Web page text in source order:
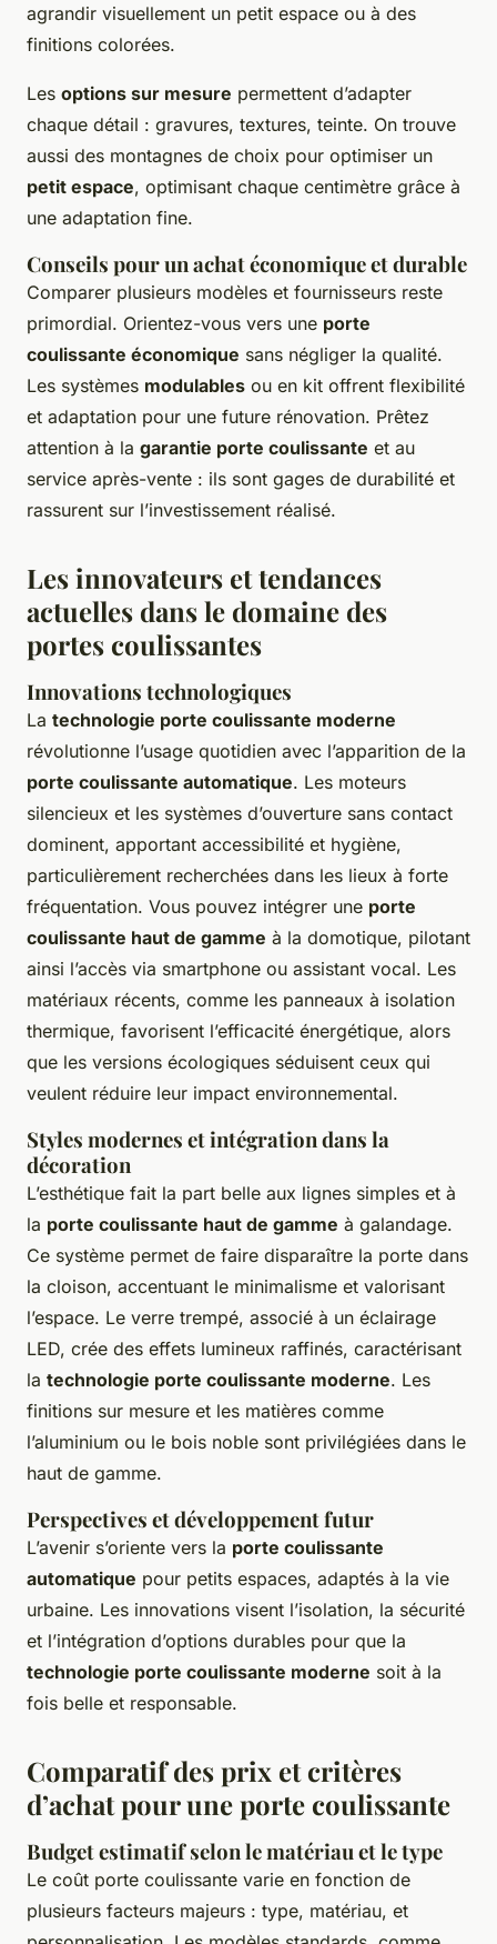
agrandir visuellement un petit espace ou à des
finitions colorées.
Les options sur mesure permettent d’adapter
chaque détail : gravures, textures, teinte. On trouve
aussi des montagnes de choix pour optimiser un
petit espace, optimisant chaque centimètre grâce à
une adaptation fine.
Conseils pour un achat économique et durable
Comparer plusieurs modèles et fournisseurs reste
primordial. Orientez-vous vers une porte
coulissante économique sans négliger la qualité.
Les systèmes modulables ou en kit offrent flexibilité
et adaptation pour une future rénovation. Prêtez
attention à la garantie porte coulissante et au
service après-vente : ils sont gages de durabilité et
rassurent sur l’investissement réalisé.
Les innovateurs et tendances
actuelles dans le domaine des
portes coulissantes
Innovations technologiques
La technologie porte coulissante moderne
révolutionne l’usage quotidien avec l’apparition de la
porte coulissante automatique. Les moteurs
silencieux et les systèmes d’ouverture sans contact
dominent, apportant accessibilité et hygiène,
particulièrement recherchées dans les lieux à forte
fréquentation. Vous pouvez intégrer une porte
coulissante haut de gamme à la domotique, pilotant
ainsi l’accès via smartphone ou assistant vocal. Les
matériaux récents, comme les panneaux à isolation
thermique, favorisent l’efficacité énergétique, alors
que les versions écologiques séduisent ceux qui
veulent réduire leur impact environnemental.
Styles modernes et intégration dans la
décoration
L’esthétique fait la part belle aux lignes simples et à
la porte coulissante haut de gamme à galandage.
Ce système permet de faire disparaître la porte dans
la cloison, accentuant le minimalisme et valorisant
l’espace. Le verre trempé, associé à un éclairage
LED, crée des effets lumineux raffinés, caractérisant
la technologie porte coulissante moderne. Les
finitions sur mesure et les matières comme
l’aluminium ou le bois noble sont privilégiées dans le
haut de gamme.
Perspectives et développement futur
L’avenir s’oriente vers la porte coulissante
automatique pour petits espaces, adaptés à la vie
urbaine. Les innovations visent l’isolation, la sécurité
et l’intégration d’options durables pour que la
technologie porte coulissante moderne soit à la
fois belle et responsable.
Comparatif des prix et critères
d’achat pour une porte coulissante
Budget estimatif selon le matériau et le type
Le coût porte coulissante varie en fonction de
plusieurs facteurs majeurs : type, matériau, et